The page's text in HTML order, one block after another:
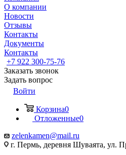
О компании
Новости
Отзывы
Контакты
Документы
Контакты
+7 922 300-75-76
Заказать звонок
Задать вопрос
Войти
Корзина0
Отложенные0
zelenkamen@mail.ru
г. Пермь, деревня Шуваята, ул.